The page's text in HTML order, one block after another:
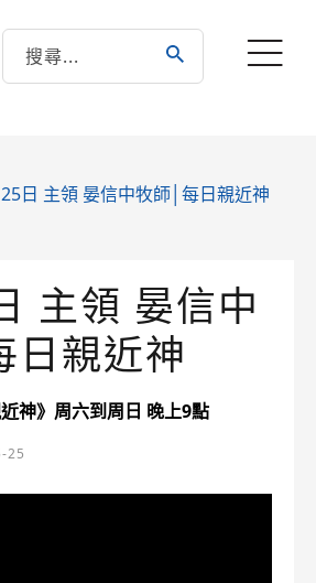
日 主領 晏信中牧師│每日親近神
主領 晏信中
日親近神
近神》周六到周日 晚上9點
25